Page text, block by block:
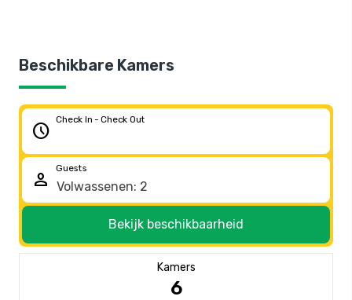
Beschikbare Kamers
schedule
Check In - Check Out
person
Guests
Bekijk beschikbaarheid
Kamers
6